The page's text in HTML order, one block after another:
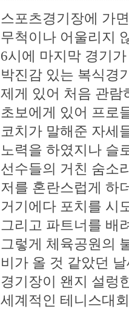
스포츠경기장에 가
무척이나 어울리지
6시에 마지막 경기
박진감 있는 복식경
제게 있어 처음 관람
초보에게 있어 프로
코치가 말해준 자세
노력을 하였지나 슬
선수들의 거친 숨소
저를 혼란스럽게 하
거기에다 포치를 시
그리고 파트너를 배
그렇게 체육공원의
비가 올 것 같았던
경기장이 왠지 설렁
세계적인 테니스대